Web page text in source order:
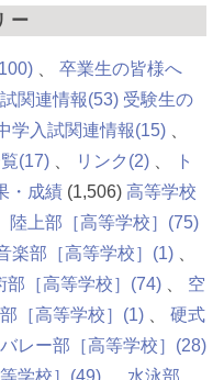
ー
卒業生の皆様へ
関連情報(53) 受験生の
学入試関連情報(15)
(17) リンク (2)
ト
・成績 (1,506) 高等学校
陸上部［高等学校］ (75)
楽部［高等学校］ (1)
部［高等学校］ (74)
空
［高等学校］ (1)
硬式
レー部［高等学校］ (28)
学校］ (49)
水泳部